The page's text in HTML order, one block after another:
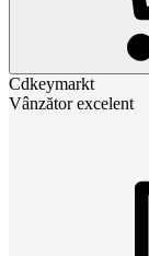
Cdkeymarkt
Vânzător excelent